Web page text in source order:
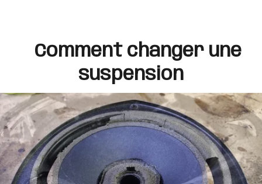
Comment changer une
suspension